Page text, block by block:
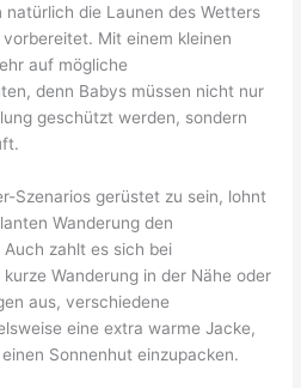
natürlich die Launen des Wetters
Mit einem kleinen
auf mögliche
denn Babys müssen nicht nur
geschützt werden, sondern
Szenarios gerüstet zu sein, lohnt
Wanderung den
zahlt es sich bei
Wanderung in der Nähe oder
aus, verschiedene
eine extra warme Jacke,
Sonnenhut einzupacken.